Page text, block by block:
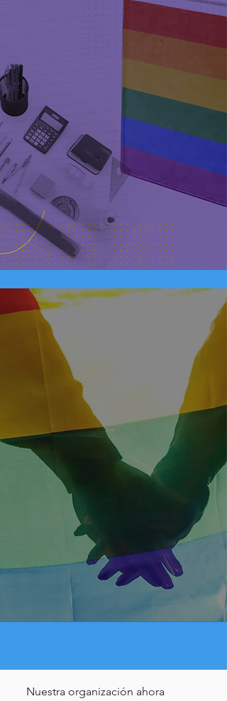
Nuestra organización ahora